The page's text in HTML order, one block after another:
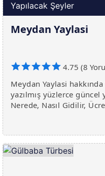
Yapılacak Şeyler
Meydan Yaylasi
4.75 (8
Meydan Yaylasi
yazılmış yüzlerce
Nerede, Nasıl Gidilir,